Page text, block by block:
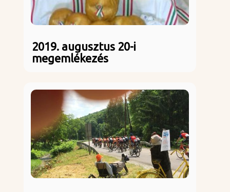
2019. augusztus 20-i
megemlékezés